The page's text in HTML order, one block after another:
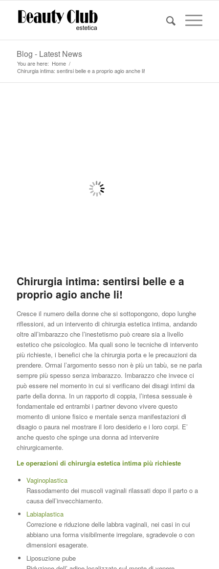
Blog - Latest News
You are here: Home /
Chirurgia intima: sentirsi belle e a proprio agio anche li!
Chirurgia intima: sentirsi belle e a
proprio agio anche li!
Cresce il numero della donne che si sottopongono, dopo lunghe
riflessioni, ad un intervento di chirurgia estetica intima, andando
oltre all’imbarazzo che l’inestetismo può creare sia a livello
estetico che psicologico. Ma quali sono le tecniche di intervento
più richieste, i benefici che la chirurgia porta e le precauzioni da
prendere. Ormai l’argomento sesso non è più un tabù, se ne parla
sempre più spesso senza imbarazzo. Imbarazzo che invece ci
può essere nel momento in cui si verificano dei disagi intimi da
parte della donna. In un rapporto di coppia, l’intesa sessuale è
fondamentale ed entrambi i partner devono vivere questo
momento di unione fisico e mentale senza manifestazioni di
disagio o paura nel mostrare il loro desiderio e i loro corpi. E’
anche questo che spinge una donna ad intervenire
chirurgicamente.
Le operazioni di chirurgia estetica intima più richieste
Vaginoplastica
Rassodamento dei muscoli vaginali rilassati dopo il parto o a
causa dell’invecchiamento.
Labiaplastica
Correzione e riduzione delle labbra vaginali, nei casi in cui
abbiano una forma visibilmente irregolare, sgradevole o con
dimensioni esagerate.
Liposuzione pube